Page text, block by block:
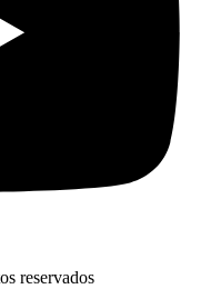
reservados